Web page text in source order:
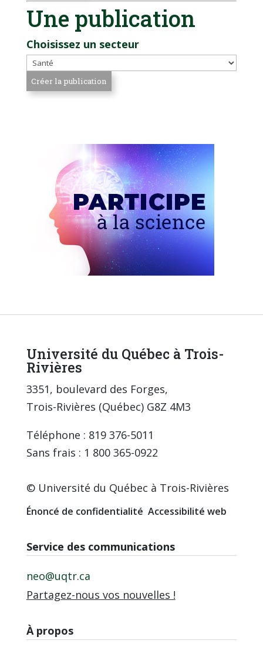
Une publication
Choisissez un secteur
Université du Québec à Trois-
Rivières
3351, boulevard des Forges,
Trois-Rivières (Québec) G8Z 4M3
Téléphone : 819 376-5011
Sans frais : 1 800 365-0922
© Université du Québec à Trois-Rivières
Énoncé de confidentialité Accessibilité web
Service des communications
neo@uqtr.ca
Partagez-nous vos nouvelles !
À propos